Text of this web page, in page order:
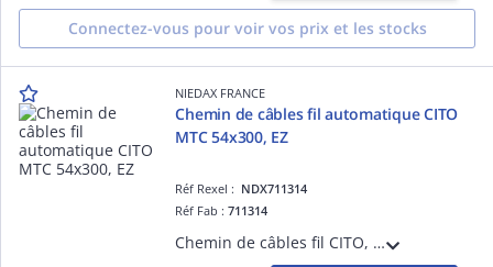
Connectez-vous pour voir vos prix et les stocks
NIEDAX FRANCE
Chemin de câbles fil automatique CITO
MTC 54x300, EZ
Réf Rexel : NDX711314
Réf Fab :711314
Chemin de câbles fil CITO, hauteur 54, largeur 300, finition EZ, entièrement automatique, sans éclisses, ni boulons. S'assemble en un simple clic pour une résistance équivalente à un éclissage traditionnel, se monte en 5 secondes !